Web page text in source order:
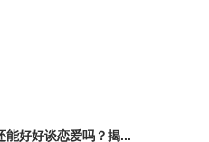
能好好谈恋爱吗？揭...